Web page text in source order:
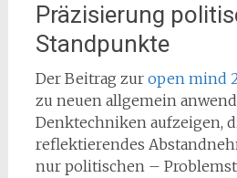
Präzisierung
Standpunkte
Der Beitrag zur open mind
zu neuen allgemein
Denktechniken aufzeigen,
reflektierendes
nur politischen –